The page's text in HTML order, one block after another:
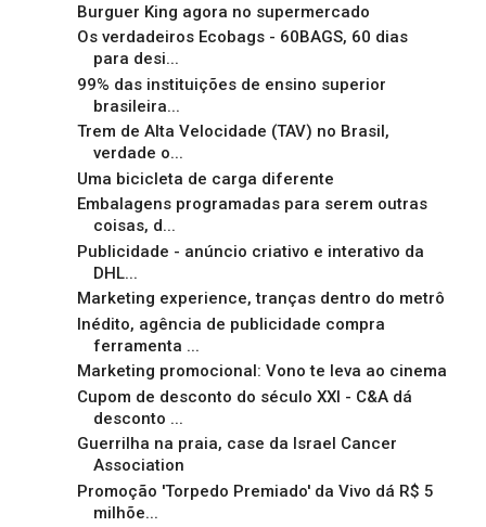
Burguer King agora no supermercado
Os verdadeiros Ecobags - 60BAGS, 60 dias
para desi...
99% das instituições de ensino superior
brasileira...
Trem de Alta Velocidade (TAV) no Brasil,
verdade o...
Uma bicicleta de carga diferente
Embalagens programadas para serem outras
coisas, d...
Publicidade - anúncio criativo e interativo da
DHL...
Marketing experience, tranças dentro do metrô
Inédito, agência de publicidade compra
ferramenta ...
Marketing promocional: Vono te leva ao cinema
Cupom de desconto do século XXI - C&A dá
desconto ...
Guerrilha na praia, case da Israel Cancer
Association
Promoção 'Torpedo Premiado' da Vivo dá R$ 5
milhõe...